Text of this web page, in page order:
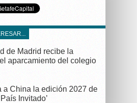
de Madrid recibe la
aparcamiento del colegio
a China la edición 2027 de
Invitado’